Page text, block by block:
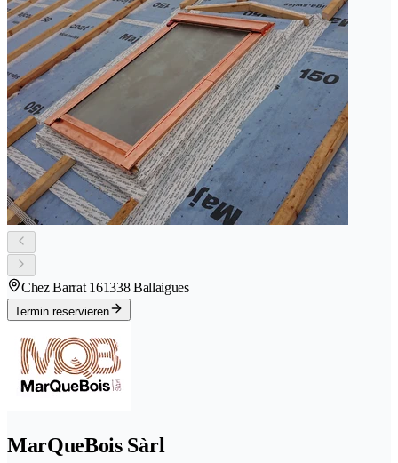
Chez Barrat 161338 Ballaigues
Termin reservieren
MarQueBois Sàrl